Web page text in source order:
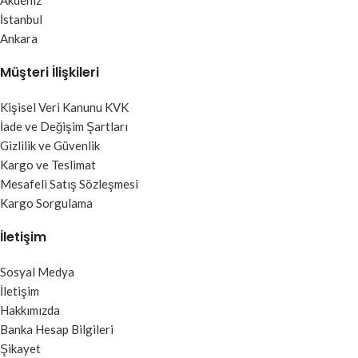
İstanbul
Ankara
Müşteri İlişkileri
Kişisel Veri Kanunu KVK
İade ve Değişim Şartları
Gizlilik ve Güvenlik
Kargo ve Teslimat
Mesafeli Satış Sözleşmesi
Kargo Sorgulama
İletişim
Sosyal Medya
İletişim
Hakkımızda
Banka Hesap Bilgileri
Şikayet